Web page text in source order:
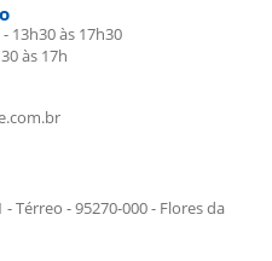
13h30 às 17h30
às 17h
Térreo - 95270-000 - Flores da